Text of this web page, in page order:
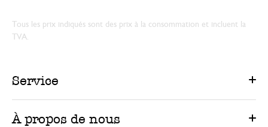
Tous les prix indiqués sont des prix à la consommation et incluent la
TVA.
Service
À propos de nous